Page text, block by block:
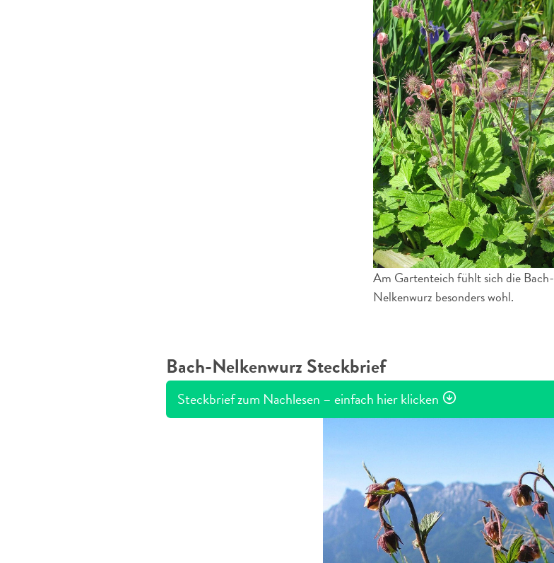
Am Gartenteich fühlt sich die Bach-
Nelkenwurz besonders wohl.
Bach-Nelkenwurz Steckbrief
Steckbrief zum Nachlesen – einfach hier klicken